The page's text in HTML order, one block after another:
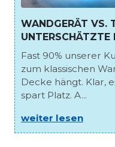
WANDGERÄT VS.
UNTERSCHÄTZTE
Fast 90% unserer
zum klassischen
Decke hängt. Klar,
spart Platz. A...
weiter lesen